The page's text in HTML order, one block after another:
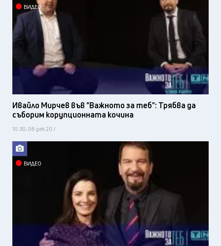
ВИДЕО
Ивайло Мирчев във "Важното за теб": Трябва да
съборим корупционната кочина
10:30, 08 дек 20 /
ВИДЕО